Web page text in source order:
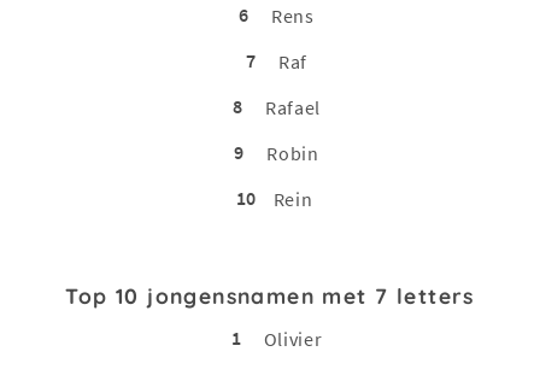
6
Rens
7
Raf
8
Rafael
9
Robin
10
Rein
Top 10 jongensnamen met 7 letters
1
Olivier